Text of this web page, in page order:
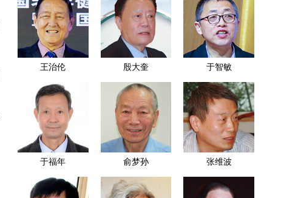
王治伦 殷大奎 于智敏
于福年 俞梦孙 张维波